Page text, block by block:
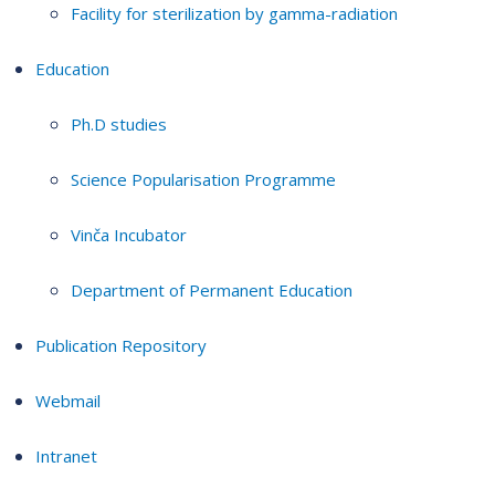
Facility for sterilization by gamma-radiation
Education
Ph.D studies
Science Popularisation Programme
Vinča Incubator
Department of Permanent Education
Publication Repository
Webmail
Intranet